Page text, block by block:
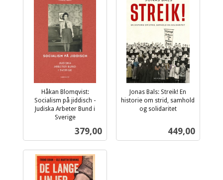
Håkan Blomqvist:
Socialism på jiddisch -
Judiska Arbeter Bund i
Sverige
Pris
379,00
Jonas Bals: Streik! En
historie om strid, samhold
og solidaritet
Pris
449,00